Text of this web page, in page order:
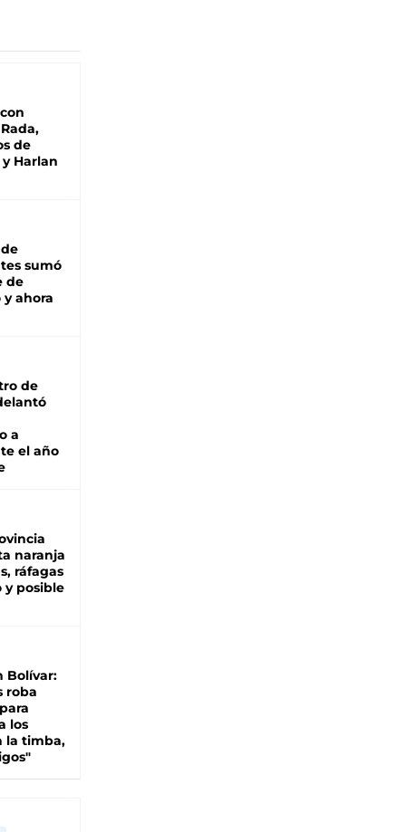
de
Harlan
sumó
de
y ahora
de
a
el año
naranja
ráfagas
y posible
Bolívar:
roba
los
la timba,